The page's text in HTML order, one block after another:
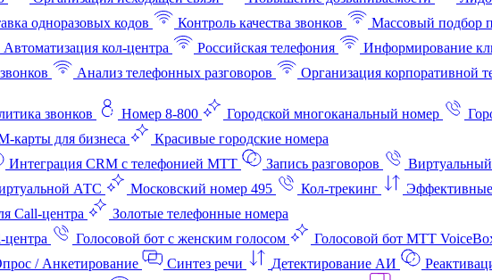
одноразовых кодов Контроль качества звонков Массовый подбор
Автоматизация кол-центра Российская телефония Информирование
Анализ телефонных разговоров Организация корпоративной
звонков Номер 8-800 Городской многоканальный номер
карты для бизнеса
Красивые городские номера
Интеграция CRM с телефонией МТТ Запись разговоров Виртуальный
АТС Московский номер 495 Кол-трекинг
Call-центра
Золотые телефонные номера
Голосовой бот с женским голосом Голосовой бот МТТ
/ Анкетирование Синтез речи Детектирование АИ